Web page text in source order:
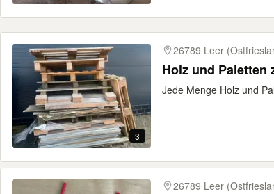
3
26789 Leer
Holz und Paletten
Jede Menge Holz und
26789 Leer